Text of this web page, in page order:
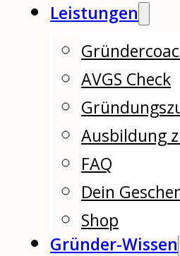
Leistungen
AVGS Check
Ausbildung
FAQ
Dein
Shop
Gründer-Wissen